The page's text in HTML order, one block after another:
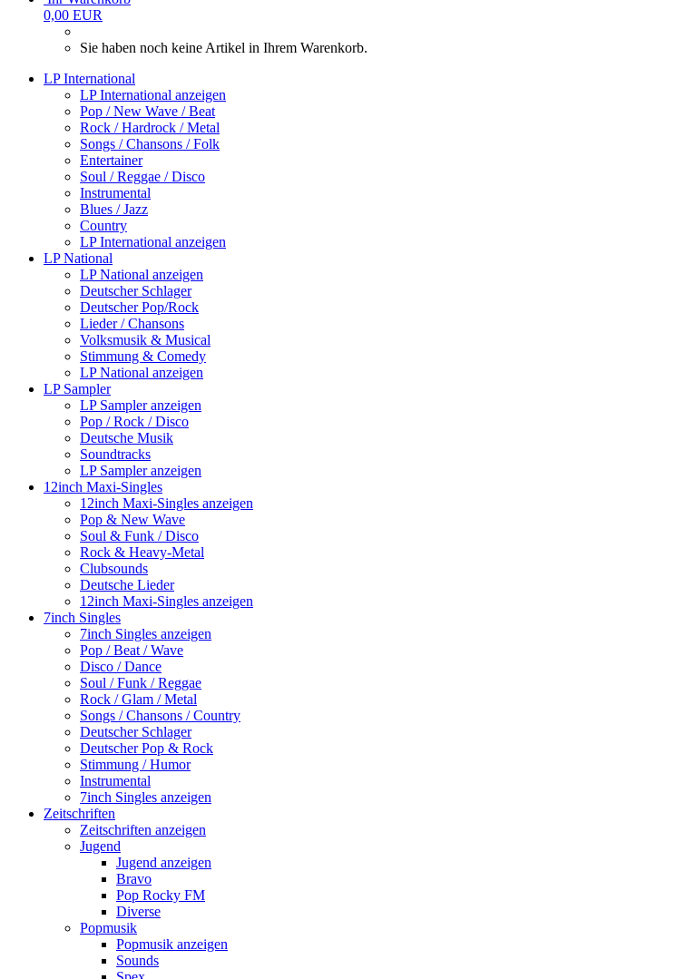
0,00 EUR
Sie haben noch keine Artikel in Ihrem Warenkorb.
LP International
LP International anzeigen
Pop / New Wave / Beat
Rock / Hardrock / Metal
Songs / Chansons / Folk
Entertainer
Soul / Reggae / Disco
Instrumental
Blues / Jazz
Country
LP International anzeigen
LP National
LP National anzeigen
Deutscher Schlager
Deutscher Pop/Rock
Lieder / Chansons
Volksmusik & Musical
Stimmung & Comedy
LP National anzeigen
LP Sampler
LP Sampler anzeigen
Pop / Rock / Disco
Deutsche Musik
Soundtracks
LP Sampler anzeigen
12inch Maxi-Singles
12inch Maxi-Singles anzeigen
Pop & New Wave
Soul & Funk / Disco
Rock & Heavy-Metal
Clubsounds
Deutsche Lieder
12inch Maxi-Singles anzeigen
7inch Singles
7inch Singles anzeigen
Pop / Beat / Wave
Disco / Dance
Soul / Funk / Reggae
Rock / Glam / Metal
Songs / Chansons / Country
Deutscher Schlager
Deutscher Pop & Rock
Stimmung / Humor
Instrumental
7inch Singles anzeigen
Zeitschriften
Zeitschriften anzeigen
Jugend
Jugend anzeigen
Bravo
Pop Rocky FM
Diverse
Popmusik
Popmusik anzeigen
Sounds